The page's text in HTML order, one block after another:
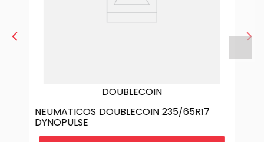
DOUBLECOIN
NEUMATICOS DOUBLECOIN 235/65R17
DYNOPULSE